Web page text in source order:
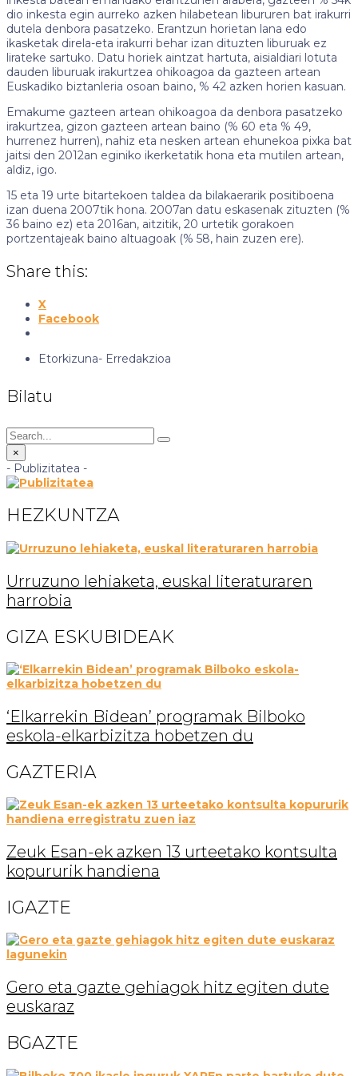
dio inkesta egin aurreko azken hilabetean libururen bat irakurri
dutela denbora pasatzeko. Erantzun horietan lana edo
ikasketak direla-eta irakurri behar izan dituzten liburuak ez
lirateke sartuko. Datu horiek aintzat hartuta, aisialdiari lotuta
dauden liburuak irakurtzea ohikoagoa da gazteen artean
Euskadiko biztanleria osoan baino, % 42 azken horien kasuan.
Emakume gazteen artean ohikoagoa da denbora pasatzeko
irakurtzea, gizon gazteen artean baino (% 60 eta % 49,
hurrenez hurren), nahiz eta nesken artean ehunekoa pixka bat
jaitsi den 2012an eginiko ikerketatik hona eta mutilen artean,
aldiz, igo.
15 eta 19 urte bitartekoen taldea da bilakaerarik positiboena
izan duena 2007tik hona. 2007an datu eskasenak zituzten (%
36 baino ez) eta 2016an, aitzitik, 20 urtetik gorakoen
portzentajeak baino altuagoak (% 58, hain zuzen ere).
Share this:
X
Facebook
Etorkizuna- Erredakzioa
Bilatu
×
- Publizitatea -
HEZKUNTZA
Urruzuno lehiaketa, euskal literaturaren
harrobia
GIZA ESKUBIDEAK
‘Elkarrekin Bidean’ programak Bilboko
eskola-elkarbizitza hobetzen du
GAZTERIA
Zeuk Esan-ek azken 13 urteetako kontsulta
kopururik handiena
IGAZTE
Gero eta gazte gehiagok hitz egiten dute
euskaraz
BGAZTE